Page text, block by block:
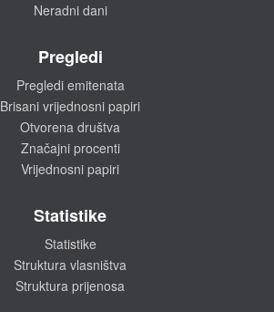
Neradni dani
Pregledi
Pregledi emitenata
Brisani vrijednosni papiri
Otvorena društva
Značajni procenti
Vrijednosni papiri
Statistike
Statistike
Struktura vlasništva
Struktura prijenosa